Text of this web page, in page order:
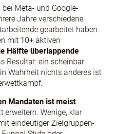
Meta- und Google-
Jahre verschiedene
gearbeitet haben.
mit 10+ aktiven
Hälfte überlappende
Resultat: ein scheinbar
Wahrheit nichts anderes ist
Mandaten ist meist
erweitern. Wenige, klar
eindeutiger Zielgruppen-